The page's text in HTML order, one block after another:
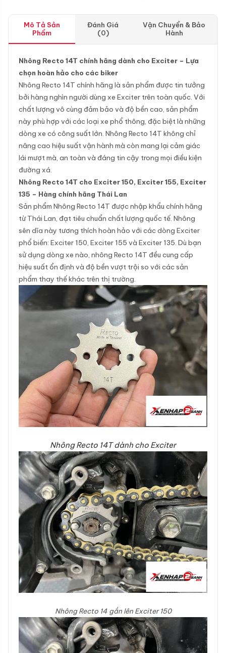
Mô Tả Sản
Phẩm
Đánh Giá
(0)
Vận Chuyển & Bảo
Hành
Nhông Recto 14T chính hãng dành cho Exciter – Lựa
chọn hoàn hảo cho các biker
Nhông Recto 14T chính hãng là sản phẩm được tin tưởng
bởi hàng nghìn người dùng xe Exciter trên toàn quốc. Với
chất lượng vô cùng đảm bảo và độ bền cao, sản phẩm
này phù hợp với các loại xe phổ thông, đặc biệt là những
dòng xe có công suất lớn. Nhông Recto 14T không chỉ
nâng cao hiệu suất vận hành mà còn mang lại cảm giác
lái mượt mà, an toàn và đáng tin cậy trong mọi điều kiện
đường xá.
Nhông Recto 14T cho Exciter 150, Exciter 155, Exciter
135 – Hàng chính hãng Thái Lan
Sản phẩm Nhông Recto 14T được nhập khẩu chính hãng
từ Thái Lan, đạt tiêu chuẩn chất lượng quốc tế. Nhông
sên dĩa này tương thích hoàn hảo với các dòng Exciter
phổ biến: Exciter 150, Exciter 155 và Exciter 135. Dù bạn
sử dụng dòng xe nào, nhông Recto 14T đều cung cấp
hiệu suất ổn định và độ bền vượt trội so với các sản
phẩm thay thế khác trên thị trường.
Nhông Recto 14T dành cho Exciter
Nhông Recto 14 gắn lên Exciter 150